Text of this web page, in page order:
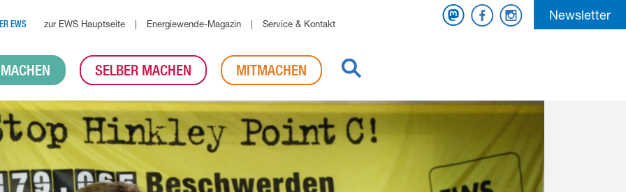
EWS zur EWS Hauptseite Energiewende-Magazin Service & Kontakt
MastodonFacebookInstagramNewsletter
SELBER MACHEN MITMACHEN Suche